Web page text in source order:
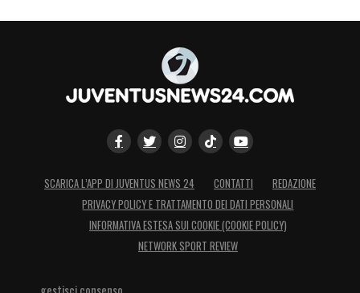
SCARICA L’APP DI JUVENTUS NEWS 24 CONTATTI
REDAZIONE
PRIVACY POLICY E TRATTAMENTO DEI DATI PERSONALI
INFORMATIVA ESTESA SUI COOKIE (COOKIE POLICY)
NETWORK SPORT REVIEW